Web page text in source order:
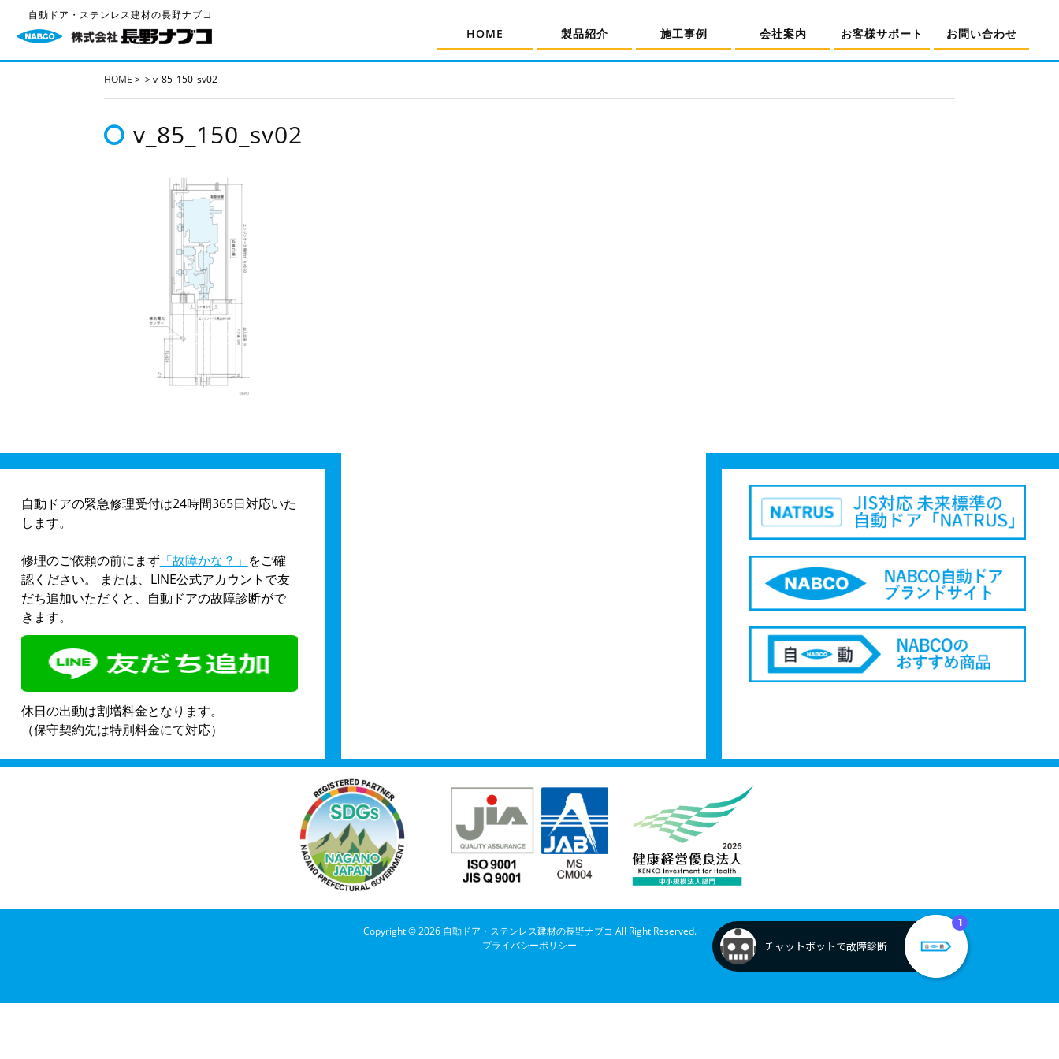
自動ドア・ステンレス建材の長野ナブコ
HOME 製品紹介 施工事例 会社案内 お客様サポート お問い合わせ
HOME > >v_85_150_sv02
v_85_150_sv02
自動ドアの緊急修理受付は24時間365日対応いた
します。
修理のご依頼の前にまず「故障かな？」 をご確
認ください。 または、LINE公式アカウントで友
だち追加いただくと、自動ドアの故障診断がで
きます。
休日の出動は割増料金となります。
（保守契約先は特別料金にて対応）
Copyright © 2026 自動ドア・ステンレス建材の長野ナブコ All Right Reserved.
プライバシーポリシー